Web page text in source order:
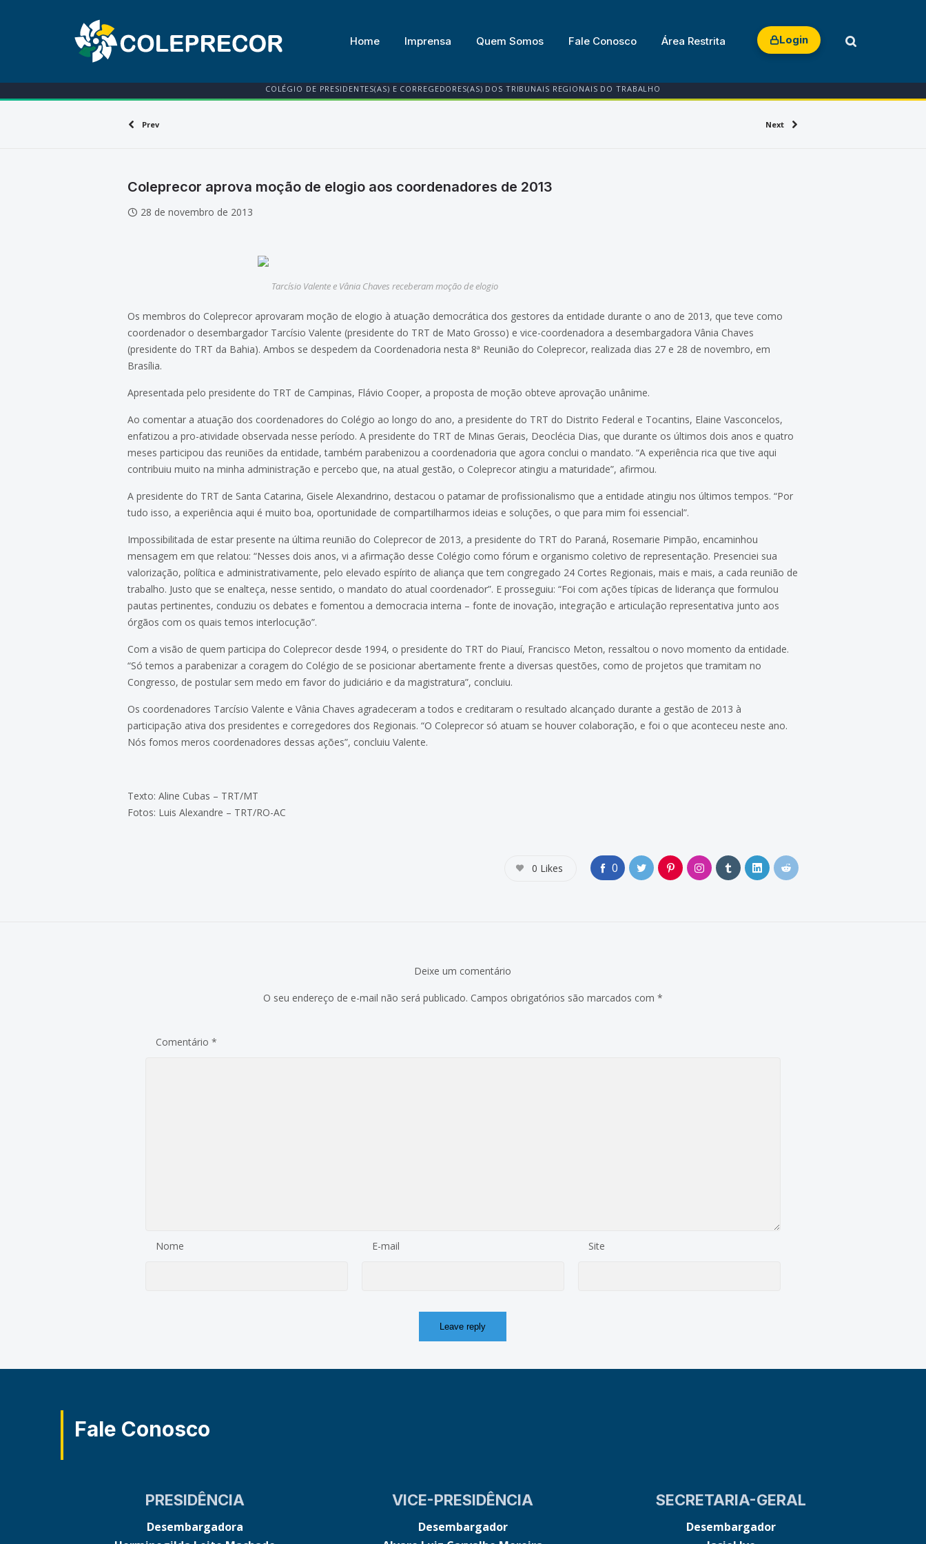
Home Imprensa Quem Somos Fale Conosco Área Restrita Login
COLÉGIO DE PRESIDENTES(AS) E CORREGEDORES(AS) DOS TRIBUNAIS REGIONAIS DO TRABALHO
Prev Next
Coleprecor aprova moção de elogio aos coordenadores de 2013
28 de novembro de 2013
Tarcísio Valente e Vânia Chaves receberam moção de elogio
Os membros do Coleprecor aprovaram moção de elogio à atuação democrática dos gestores da entidade durante o ano de 2013, que teve como
coordenador o desembargador Tarcísio Valente (presidente do TRT de Mato Grosso) e vice-coordenadora a desembargadora Vânia Chaves
(presidente do TRT da Bahia). Ambos se despedem da Coordenadoria nesta 8ª Reunião do Coleprecor, realizada dias 27 e 28 de novembro, em
Brasília.
Apresentada pelo presidente do TRT de Campinas, Flávio Cooper, a proposta de moção obteve aprovação unânime.
Ao comentar a atuação dos coordenadores do Colégio ao longo do ano, a presidente do TRT do Distrito Federal e Tocantins, Elaine Vasconcelos,
enfatizou a pro-atividade observada nesse período. A presidente do TRT de Minas Gerais, Deoclécia Dias, que durante os últimos dois anos e quatro
meses participou das reuniões da entidade, também parabenizou a coordenadoria que agora conclui o mandato. “A experiência rica que tive aqui
contribuiu muito na minha administração e percebo que, na atual gestão, o Coleprecor atingiu a maturidade”, afirmou.
A presidente do TRT de Santa Catarina, Gisele Alexandrino, destacou o patamar de profissionalismo que a entidade atingiu nos últimos tempos. “Por
tudo isso, a experiência aqui é muito boa, oportunidade de compartilharmos ideias e soluções, o que para mim foi essencial”.
Impossibilitada de estar presente na última reunião do Coleprecor de 2013, a presidente do TRT do Paraná, Rosemarie Pimpão, encaminhou
mensagem em que relatou: “Nesses dois anos, vi a afirmação desse Colégio como fórum e organismo coletivo de representação. Presenciei sua
valorização, política e administrativamente, pelo elevado espírito de aliança que tem congregado 24 Cortes Regionais, mais e mais, a cada reunião de
trabalho. Justo que se enalteça, nesse sentido, o mandato do atual coordenador”. E prosseguiu: “Foi com ações típicas de liderança que formulou
pautas pertinentes, conduziu os debates e fomentou a democracia interna – fonte de inovação, integração e articulação representativa junto aos
órgãos com os quais temos interlocução”.
Com a visão de quem participa do Coleprecor desde 1994, o presidente do TRT do Piauí, Francisco Meton, ressaltou o novo momento da entidade.
“Só temos a parabenizar a coragem do Colégio de se posicionar abertamente frente a diversas questões, como de projetos que tramitam no
Congresso, de postular sem medo em favor do judiciário e da magistratura”, concluiu.
Os coordenadores Tarcísio Valente e Vânia Chaves agradeceram a todos e creditaram o resultado alcançado durante a gestão de 2013 à
participação ativa dos presidentes e corregedores dos Regionais. “O Coleprecor só atuam se houver colaboração, e foi o que aconteceu neste ano.
Nós fomos meros coordenadores dessas ações”, concluiu Valente.
Texto: Aline Cubas – TRT/MT
Fotos: Luis Alexandre – TRT/RO-AC
0
0 Likes
Deixe um comentário
O seu endereço de e-mail não será publicado. Campos obrigatórios são marcados com *
Comentário*
Nome E-mail Site
Fale Conosco
PRESIDÊNCIA
Desembargadora
VICE-PRESIDÊNCIA
Desembargador
SECRETARIA-GERAL
Desembargador